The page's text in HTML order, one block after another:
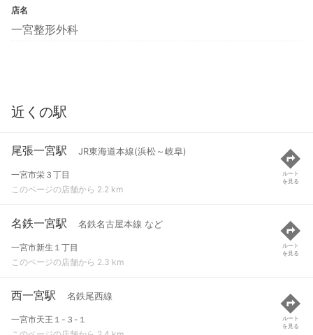
店名
一宮整形外科
近くの駅
尾張一宮駅 JR東海道本線(浜松～岐阜)
一宮市栄３丁目
このページの店舗から 2.2 km
ルート
を見る
名鉄一宮駅 名鉄名古屋本線 など
一宮市新生１丁目
このページの店舗から 2.3 km
ルート
を見る
西一宮駅 名鉄尾西線
一宮市天王１-３-１
ルート
を見る